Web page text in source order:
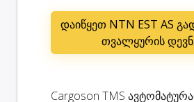
დაიწყეთ NTN EST AS
თვალყურის
Cargoson TMS